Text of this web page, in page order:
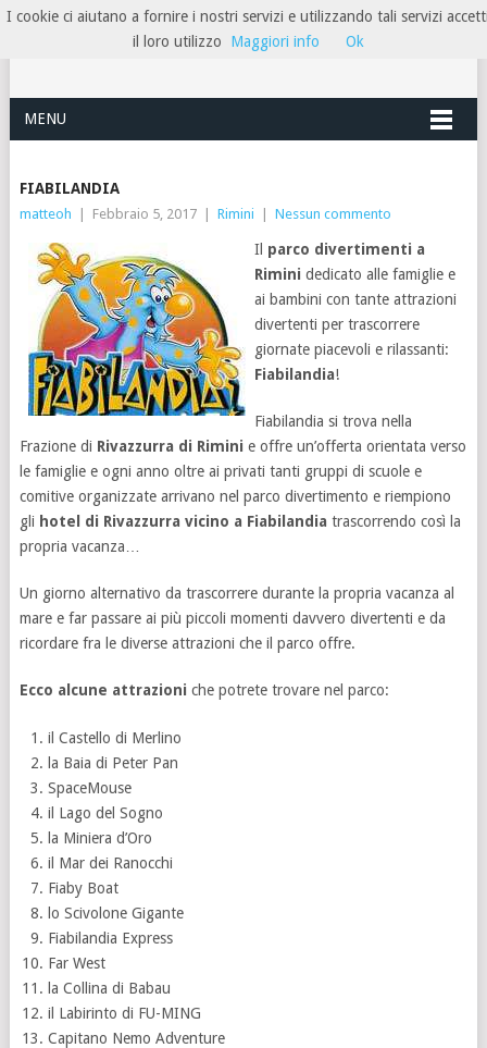
MENU
FIABILANDIA
matteoh Febbraio 5, 2017 Rimini Nessun commento
Il parco divertimenti a
Rimini dedicato alle famiglie e
ai bambini con tante attrazioni
divertenti per trascorrere
giornate piacevoli e rilassanti:
Fiabilandia!
Fiabilandia si trova nella
Frazione di Rivazzurra di Rimini e offre un’offerta orientata verso
le famiglie e ogni anno oltre ai privati tanti gruppi di scuole e
comitive organizzate arrivano nel parco divertimento e riempiono
gli hotel di Rivazzurra vicino a Fiabilandia trascorrendo così la
propria vacanza…
Un giorno alternativo da trascorrere durante la propria vacanza al
mare e far passare ai più piccoli momenti davvero divertenti e da
ricordare fra le diverse attrazioni che il parco offre.
Ecco alcune attrazioni che potrete trovare nel parco:
il Castello di Merlino
la Baia di Peter Pan
SpaceMouse
il Lago del Sogno
la Miniera d’Oro
il Mar dei Ranocchi
Fiaby Boat
lo Scivolone Gigante
Fiabilandia Express
Far West
la Collina di Babau
il Labirinto di FU-MING
Capitano Nemo Adventure
I cookie ci aiutano a fornire i nostri servizi e utilizzando tali servizi
il loro utilizzo
Maggiori info Ok